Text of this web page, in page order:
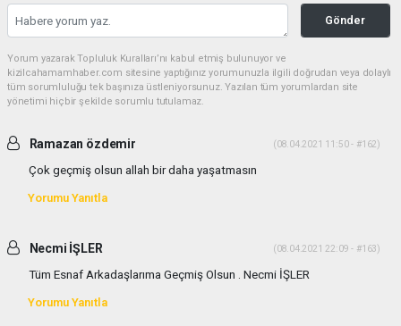
Gönder
Yorum yazarak Topluluk Kuralları’nı kabul etmiş bulunuyor ve
kizilcahamamhaber.com sitesine yaptığınız yorumunuzla ilgili doğrudan veya dolaylı
tüm sorumluluğu tek başınıza üstleniyorsunuz. Yazılan tüm yorumlardan site
yönetimi hiçbir şekilde sorumlu tutulamaz.
Ramazan özdemir (08.04.2021 11:50 - #162)
Çok geçmiş olsun allah bir daha yaşatmasın
Yorumu Yanıtla
Necmi İŞLER (08.04.2021 22:09 - #163)
Tüm Esnaf Arkadaşlarıma Geçmiş Olsun . Necmi İŞLER
Yorumu Yanıtla